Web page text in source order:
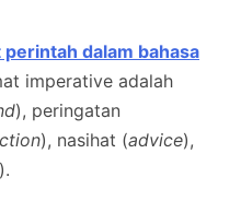
perintah dalam bahasa
imperative adalah
), peringatan
), nasihat (advice),
).